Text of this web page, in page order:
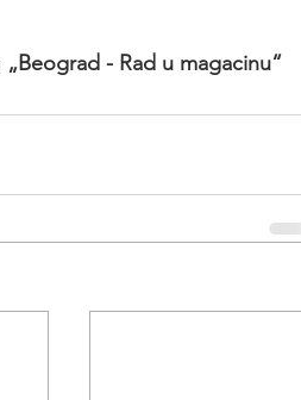
„Beograd - Rad u magacinu“